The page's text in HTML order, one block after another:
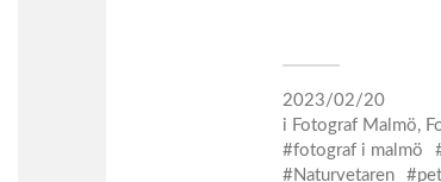
2023/02/20
i Fotograf Malmö,
fotograf i malmö
Naturvetaren